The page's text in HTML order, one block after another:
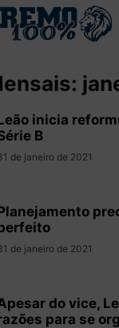
inicia
B
de janeiro de 2021
de janeiro de 2021
do vice,
para se